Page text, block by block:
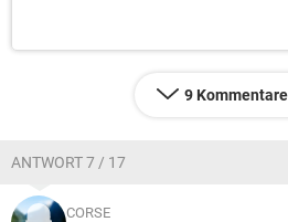
9
ANTWORT 7 / 17
CORSE